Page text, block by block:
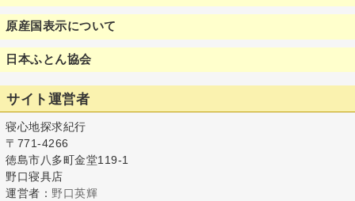
原産国表示について
日本ふとん協会
サイト運営者
寝心地探求紀行
〒771-4266
徳島市八多町金堂119-1
野口寝具店
運営者： 野口英輝